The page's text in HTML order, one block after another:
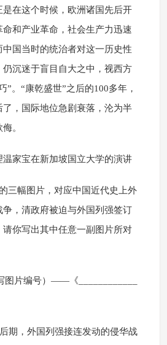
在这个时候，欧洲诸国先后开
和产业革命，社会生产力迅速
国当时的统治者对这一历史性
沉迷于盲目自大之中，视西方
”。“康乾盛世”之后的100多年，
，国际地位急剧衰落，沦为半
。
家宝在新加坡国立大学的演讲
三幅图片，对应中国近代史上外
争，清政府被迫与外国列强签订
你写出其中任意一副图片所对
图片编号）——《____________
后期，外国列强接连发动的侵华战